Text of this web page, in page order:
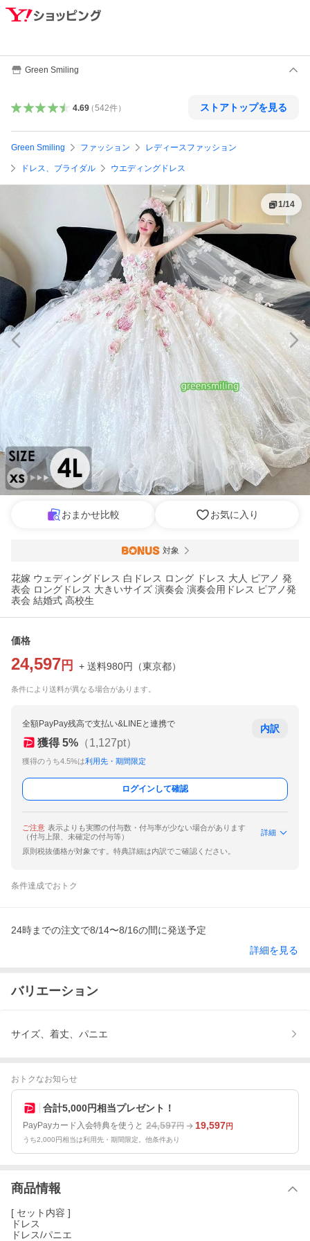
Green Smiling
4.69（542件） ストアトップを見る
Green Smiling ファッション レディースファッション
ドレス、ブライダル ウエディングドレス
1/14
おまかせ比較 お気に入り
対象
花嫁 ウェディングドレス 白ドレス ロング ドレス 大人 ピアノ 発
表会 ロングドレス 大きいサイズ 演奏会 演奏会用ドレス ピアノ発
表会 結婚式 高校生
価格
24,597 円 + 送料980円 （東京都）
条件により送料が異なる場合があります。
全額PayPay残高で支払い&LINEと連携で
獲得 5% （1,127pt）
獲得のうち4.5%は利用先・期間限定
内訳
ログインして確認
ご注意 表示よりも実際の付与数・付与率が少ない場合があります
（付与上限、未確定の付与等）
詳細
原則税抜価格が対象です。特典詳細は内訳でご確認ください。
条件達成でおトク
24時までの注文で8/14〜8/16の間に発送予定
詳細を見る
バリエーション
サイズ、着丈、パニエ
おトクなお知らせ
合計5,000円相当プレゼント！
PayPayカード入会特典を使うと 24,597円 19,597円
うち2,000円相当は利用先・期間限定。他条件あり
商品情報
[ セット内容 ]
ドレス
ドレス/パニエ